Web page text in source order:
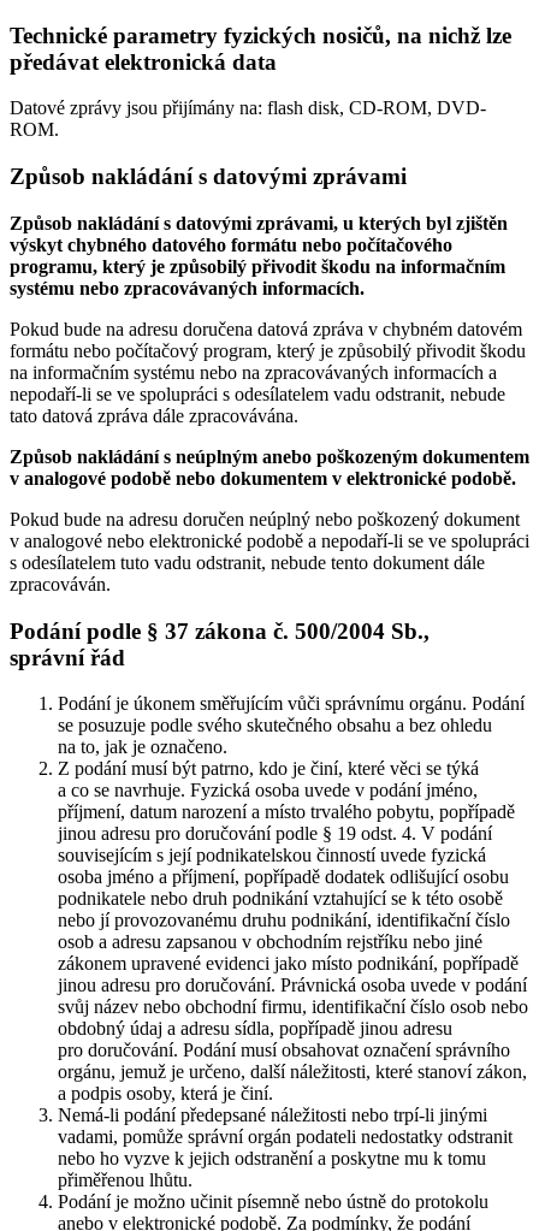
Technické parametry fyzických nosičů, na nichž lze
předávat elektronická data
Datové zprávy jsou přijímány na: flash disk, CD-ROM, DVD-
ROM.
Způsob nakládání s datovými zprávami
Způsob nakládání s datovými zprávami, u kterých byl zjištěn
výskyt chybného datového formátu nebo počítačového
programu, který je způsobilý přivodit škodu na informačním
systému nebo zpracovávaných informacích.
Pokud bude na adresu doručena datová zpráva v chybném datovém
formátu nebo počítačový program, který je způsobilý přivodit škodu
na informačním systému nebo na zpracovávaných informacích a
nepodaří-li se ve spolupráci s odesílatelem vadu odstranit, nebude
tato datová zpráva dále zpracovávána.
Způsob nakládání s neúplným anebo poškozeným dokumentem
v analogové podobě nebo dokumentem v elektronické podobě.
Pokud bude na adresu doručen neúplný nebo poškozený dokument
v analogové nebo elektronické podobě a nepodaří-li se ve spolupráci
s odesílatelem tuto vadu odstranit, nebude tento dokument dále
zpracováván.
Podání podle § 37 zákona č. 500/2004 Sb.,
správní řád
Podání je úkonem směřujícím vůči správnímu orgánu. Podání
se posuzuje podle svého skutečného obsahu a bez ohledu
na to, jak je označeno.
Z podání musí být patrno, kdo je činí, které věci se týká
a co se navrhuje. Fyzická osoba uvede v podání jméno,
příjmení, datum narození a místo trvalého pobytu, popřípadě
jinou adresu pro doručování podle § 19 odst. 4. V podání
souvisejícím s její podnikatelskou činností uvede fyzická
osoba jméno a příjmení, popřípadě dodatek odlišující osobu
podnikatele nebo druh podnikání vztahující se k této osobě
nebo jí provozovanému druhu podnikání, identifikační číslo
osob a adresu zapsanou v obchodním rejstříku nebo jiné
zákonem upravené evidenci jako místo podnikání, popřípadě
jinou adresu pro doručování. Právnická osoba uvede v podání
svůj název nebo obchodní firmu, identifikační číslo osob nebo
obdobný údaj a adresu sídla, popřípadě jinou adresu
pro doručování. Podání musí obsahovat označení správního
orgánu, jemuž je určeno, další náležitosti, které stanoví zákon,
a podpis osoby, která je činí.
Nemá-li podání předepsané náležitosti nebo trpí-li jinými
vadami, pomůže správní orgán podateli nedostatky odstranit
nebo ho vyzve k jejich odstranění a poskytne mu k tomu
přiměřenou lhůtu.
Podání je možno učinit písemně nebo ústně do protokolu
anebo v elektronické podobě. Za podmínky, že podání